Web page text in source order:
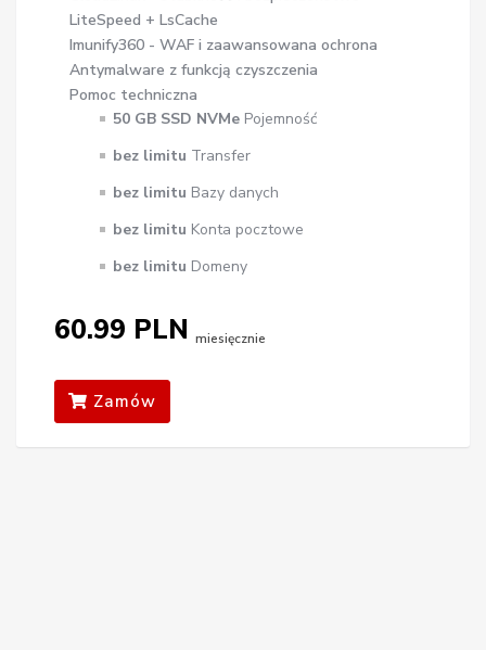
LiteSpeed + LsCache
Imunify360 - WAF i zaawansowana ochrona
Antymalware z funkcją czyszczenia
Pomoc techniczna
50 GB SSD NVMe Pojemność
bez limitu Transfer
bez limitu Bazy danych
bez limitu Konta pocztowe
bez limitu Domeny
60.99 PLN miesięcznie
Zamów